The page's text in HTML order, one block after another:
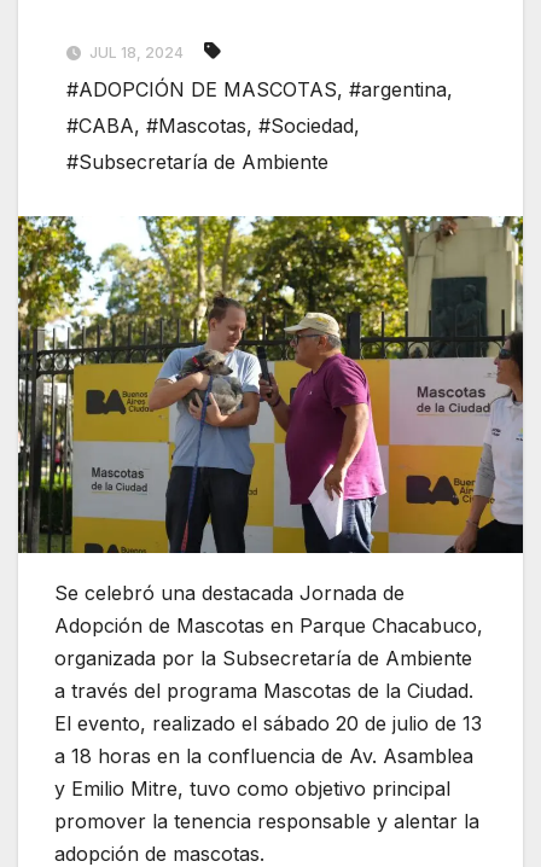
JUL 18, 2024
#ADOPCIÓN DE MASCOTAS, #argentina,
#CABA, #Mascotas, #Sociedad,
#Subsecretaría de Ambiente
Se celebró una destacada Jornada de
Adopción de Mascotas en Parque Chacabuco,
organizada por la Subsecretaría de Ambiente
a través del programa Mascotas de la Ciudad.
El evento, realizado el sábado 20 de julio de 13
a 18 horas en la confluencia de Av. Asamblea
y Emilio Mitre, tuvo como objetivo principal
promover la tenencia responsable y alentar la
adopción de mascotas.